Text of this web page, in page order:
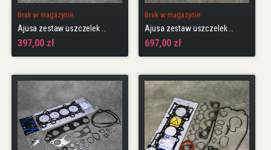
Brak w magazynie
397,00 zł
Brak w magazynie
697,00 zł